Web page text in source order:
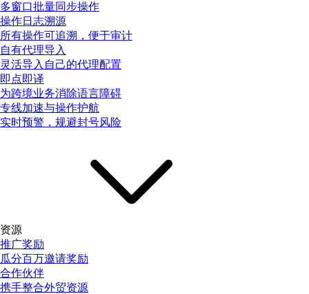
多窗口批量同步操作
操作日志溯源
所有操作可追溯，便于审计
自有代理导入
灵活导入自己的代理配置
即点即译
为跨境业务消除语言障碍
专线加速与操作护航
实时预警，规避封号风险
资源
推广奖励
瓜分百万邀请奖励
合作伙伴
携手整合外贸资源